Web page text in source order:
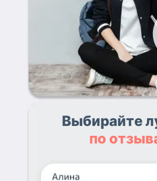
Выбирайте
по